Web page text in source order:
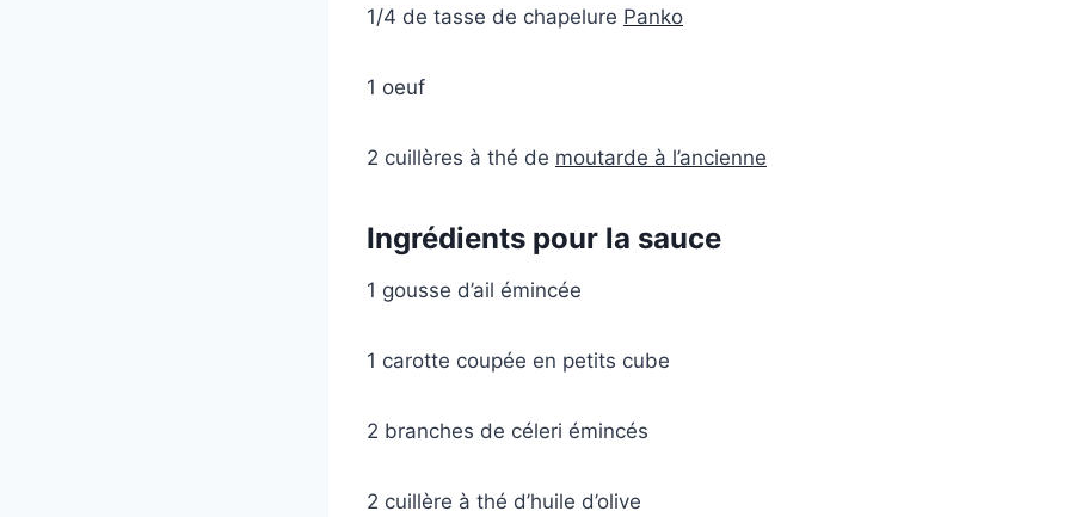
1/4 de tasse de chapelure Panko
1 oeuf
2 cuillères à thé de moutarde à l’ancienne
Ingrédients pour la sauce
1 gousse d’ail émincée
1 carotte coupée en petits cube
2 branches de céleri émincés
2 cuillère à thé d’huile d’olive